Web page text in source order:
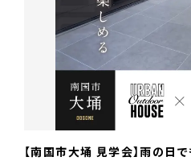
【南国市大埇 見学会】雨の日